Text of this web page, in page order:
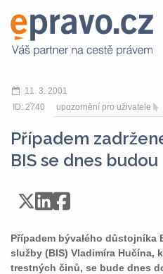
11. 3. 2001
ID: 2740
upozornění pro uživatele
Případem
BIS se dnes
Případem bývalého důstojníka
služby (BIS) Vladimíra Hučína,
trestných činů, se bude dnes